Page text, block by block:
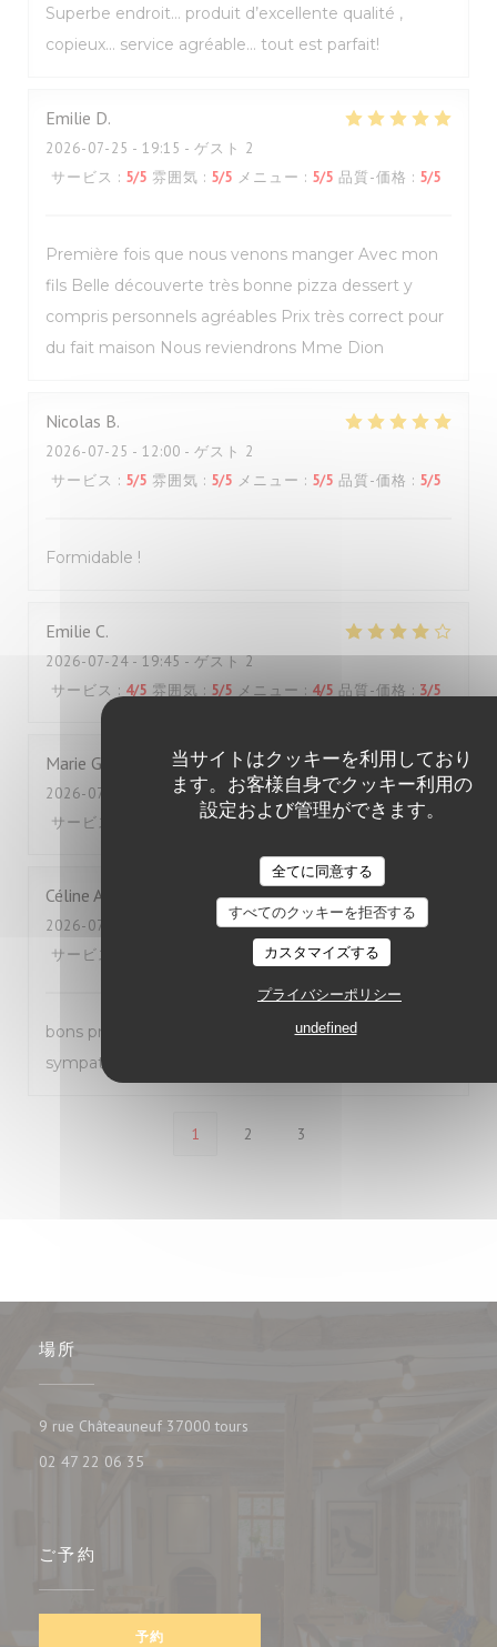
当サイトはクッキーを利用しており
ます。お客様自身でクッキー利用の
設定および管理ができます。
全てに同意する
すべてのクッキーを拒否する
カスタマイズする
プライバシーポリシー
undefined
Superbe endroit… produit d’excellente qualité ,
copieux… service agréable… tout est parfait!
Emilie D
2026-07-25 - 19:15 - ゲスト 2
サービス : 5/5 雰囲気 : 5/5 メニュー : 5/5 品質-価格 : 5/5
Première fois que nous venons manger Avec mon
fils Belle découverte très bonne pizza dessert y
compris personnels agréables Prix très correct pour
du fait maison Nous reviendrons Mme Dion
Nicolas B
2026-07-25 - 12:00 - ゲスト 2
サービス : 5/5 雰囲気 : 5/5 メニュー : 5/5 品質-価格 : 5/5
Formidable !
Emilie C
2026-07-24- 19:45 - ゲスト 2
サービス : 4/5 雰囲気 : 5/5 メニュー : 4/5 品質-価格 : 3/5
Marie G
2026-07-23
- 19:45 - ゲスト 4
サービス
: 4/5 メニュー: 4/5 品質-価格 : /5
Céline A
2026-07-22
- 12:30 - ゲスト 2
サービス
メニュー: 5/5 品質-価格
bons produits et très bon service, équipe très
sympathique, écoute au top
1 2 3
場所
9 rue Châteauneuf 37000 tours
02 47 22 06 35
ご予約
予約